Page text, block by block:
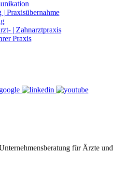
| Praxis­über­nahme
| Zahn­arzt­praxis
Praxis